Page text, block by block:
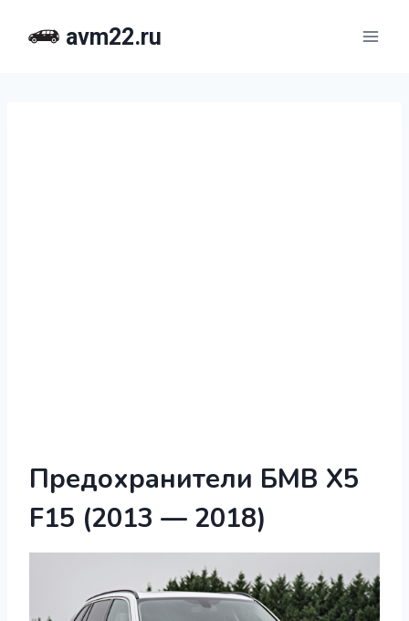
avm22.ru
Предохранители БМВ Х5
F15 (2013 — 2018)